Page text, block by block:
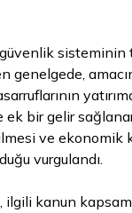
sisteminin
genelgede,
bir gelir
ve ekonomik
vurgulandı.
ilgili kanun